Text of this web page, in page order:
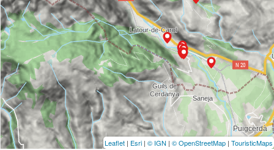
Leaflet | Esri | © IGN | © OpenStreetMap | TouristicMaps